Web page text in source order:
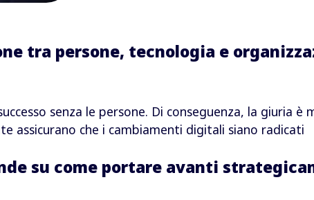
tra persone, tecnologia e
senza le persone. Di conseguenza, la giuria è
assicurano che i cambiamenti digitali siano radicati
su come portare avanti